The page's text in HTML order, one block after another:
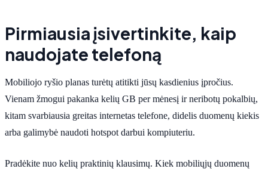
Pirmiausia įsivertinkite, kaip
naudojate telefoną
Mobiliojo ryšio planas turėtų atitikti jūsų kasdienius įpročius.
Vienam žmogui pakanka kelių GB per mėnesį ir neribotų pokalbių,
kitam svarbiausia greitas internetas telefone, didelis duomenų kiekis
arba galimybė naudoti hotspot darbui kompiuteriu.
Pradėkite nuo kelių praktinių klausimų. Kiek mobiliųjų duomenų